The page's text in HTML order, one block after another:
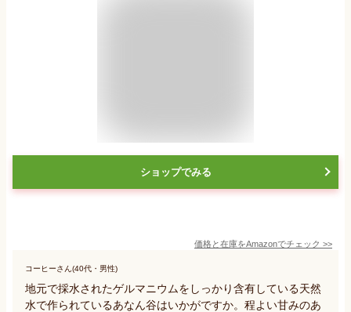
ショップでみる
価格と在庫をAmazonでチェック >>
コーヒーさん(40代・男性)
地元で採水されたゲルマニウムをしっかり含有している天然
水で作られているあなん谷はいかがですか。程よい甘みのあ